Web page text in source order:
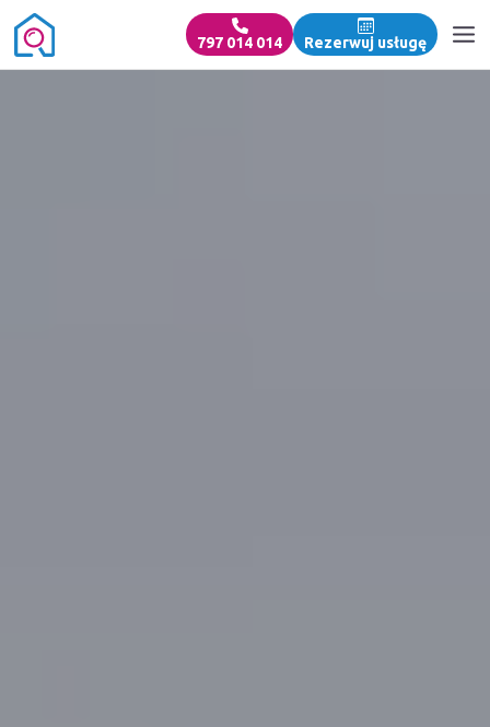
797 014 014 Rezerwuj usługę